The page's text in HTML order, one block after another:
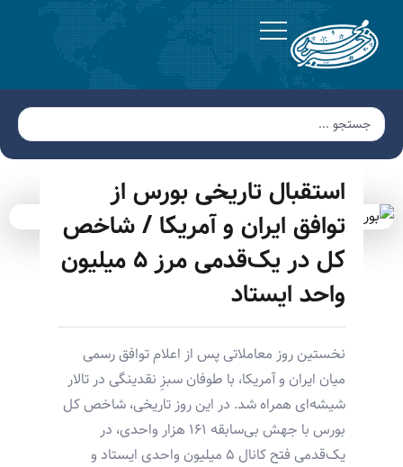
استقبال تاریخی بورس از
توافق ایران و آمریکا / شاخص
کل در یک‌قدمی مرز ۵ میلیون
واحد ایستاد
نخستین روز معاملاتی پس از اعلام توافق رسمی
میان ایران و آمریکا، با طوفان سبزِ نقدینگی در تالار
شیشه‌ای همراه شد. در این روز تاریخی، شاخص کل
بورس با جهش بی‌سابقه ۱۶۱ هزار واحدی، در
یک‌قدمی فتح کانال ۵ میلیون واحدی ایستاد و